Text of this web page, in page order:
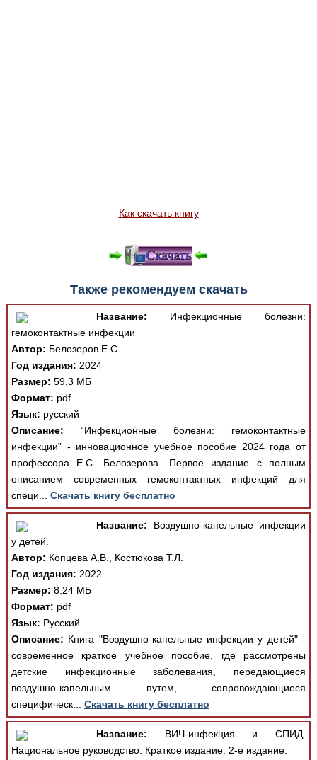
Как скачать книгу
Также рекомендуем скачать
Название: Инфекционные болезни:
гемоконтактные инфекции
Автор: Белозеров Е.С.
Год издания: 2024
Размер: 59.3 МБ
Формат: pdf
Язык: русский
Описание: “Инфекционные болезни: гемоконтактные
инфекции” - инновационное учебное пособие 2024 года от
профессора Е.С. Белозерова. Первое издание с полным
описанием современных гемоконтактных инфекций для
специ... Скачать книгу бесплатно
Название: Воздушно-капельные инфекции
у детей.
Автор: Копцева А.В., Костюкова Т.Л.
Год издания: 2022
Размер: 8.24 МБ
Формат: pdf
Язык: Русский
Описание: Книга "Воздушно-капельные инфекции у детей" -
современное краткое учебное пособие, где рассмотрены
детские инфекционные заболевания, передающиеся
воздушно-капельным путем, сопровождающиеся
специфическ... Скачать книгу бесплатно
Название: ВИЧ-инфекция и СПИД.
Национальное руководство. Краткое издание. 2-е издание.